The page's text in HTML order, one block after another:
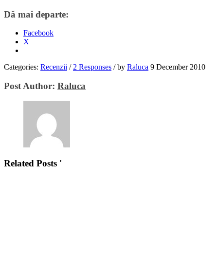
Dă mai departe:
Facebook
X
Categories: Recenzii / 2 Responses /by Raluca 9 December 2010
Post Author: Raluca
Related Posts '